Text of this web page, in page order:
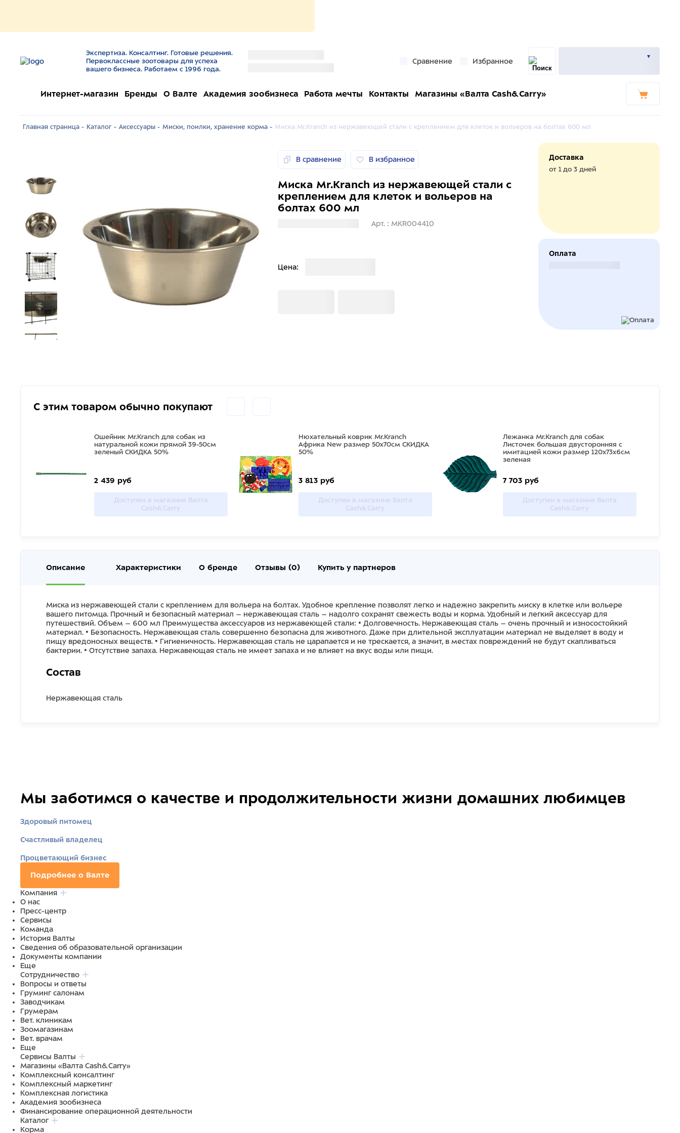
Экспертиза. Консалтинг. Готовые решения.
Первоклассные зоотовары для успеха
вашего бизнеса. Работаем с 1996 года.
Сравнение Избранное
Интернет-магазин Бренды О Валте Академия зообизнеса Работа мечты Контакты Магазины «Валта Cash&Carry»
Главная страница - Каталог - Аксессуары - Миски, поилки, хранение корма - Миска Mr.Kranch из нержавеющей стали с креплением для клеток и вольеров на болтах 600 мл
В сравнение В избранное
Миска Mr.Kranch из нержавеющей стали с
креплением для клеток и вольеров на
болтах 600 мл
Арт. : MKR004410
Цена:
Доставка
от 1 до 3 дней
Оплата
С этим товаром обычно покупают
Ошейник Mr.Kranch для собак из
натуральной кожи прямой 39-50см
зеленый СКИДКА 50%
2 439 руб
Доступен в магазине Валта
Cash&Carry
Нюхательный коврик Mr.Kranch
Африка New размер 50x70см СКИДКА
50%
3 813 руб
Доступен в магазине Валта
Cash&Carry
Лежанка Mr.Kranch для собак
Листочек большая двусторонняя с
имитацией кожи размер 120х73х6см
зеленая
7 703 руб
Доступен в магазине Валта
Cash&Carry
Описание Характеристики О бренде Отзывы (0) Купить у партнеров
Миска из нержавеющей стали с креплением для вольера на болтах. Удобное крепление позволят легко и надежно закрепить миску в клетке или вольере
вашего питомца. Прочный и безопасный материал – нержавеющая сталь – надолго сохранят свежесть воды и корма. Удобный и легкий аксессуар для
путешествий. Объем – 600 мл Преимущества аксессуаров из нержавеющей стали: • Долговечность. Нержавеющая сталь – очень прочный и износостойкий
материал. • Безопасность. Нержавеющая сталь совершенно безопасна для животного. Даже при длительной эксплуатации материал не выделяет в воду и
пищу вредоносных веществ. • Гигиеничность. Нержавеющая сталь не царапается и не трескается, а значит, в местах повреждений не будут скапливаться
бактерии. • Отсутствие запаха. Нержавеющая сталь не имеет запаха и не влияет на вкус воды или пищи.
Состав
Нержавеющая сталь
Мы заботимся о качестве и продолжительности жизни домашних любимцев
Здоровый питомец
Счастливый владелец
Процветающий бизнес
Подробнее о Валте
Компания
О нас
Пресс-центр
Сервисы
Команда
История Валты
Сведения об образовательной организации
Документы компании
Еще
Сотрудничество
Вопросы и ответы
Груминг салонам
Заводчикам
Грумерам
Вет. клиникам
Зоомагазинам
Вет. врачам
Еще
Сервисы Валты
Магазины «Валта Cash&Carry»
Комплексный консалтинг
Комплексный маркетинг
Комплексная логистика
Академия зообизнеса
Финансирование операционной деятельности
Каталог
Корма